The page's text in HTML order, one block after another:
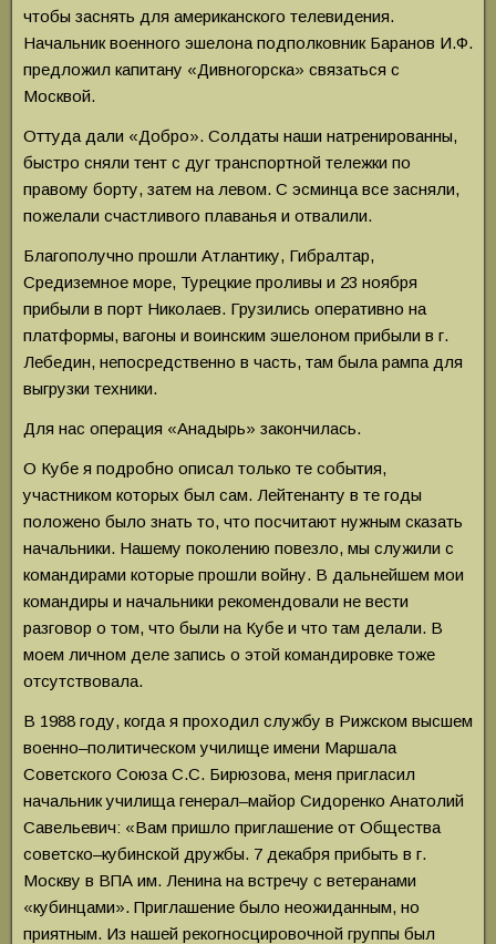
чтобы заснять для американского телевидения.
Начальник военного эшелона подполковник Баранов И.Ф.
предложил капитану «Дивногорска» связаться с
Москвой.
Оттуда дали «Добро». Солдаты наши натренированны,
быстро сняли тент с дуг транспортной тележки по
правому борту, затем на левом. С эсминца все засняли,
пожелали счастливого плаванья и отвалили.
Благополучно прошли Атлантику, Гибралтар,
Средиземное море, Турецкие проливы и 23 ноября
прибыли в порт Николаев. Грузились оперативно на
платформы, вагоны и воинским эшелоном прибыли в г.
Лебедин, непосредственно в часть, там была рампа для
выгрузки техники.
Для нас операция «Анадырь» закончилась.
О Кубе я подробно описал только те события,
участником которых был сам. Лейтенанту в те годы
положено было знать то, что посчитают нужным сказать
начальники. Нашему поколению повезло, мы служили с
командирами которые прошли войну. В дальнейшем мои
командиры и начальники рекомендовали не вести
разговор о том, что были на Кубе и что там делали. В
моем личном деле запись о этой командировке тоже
отсутствовала.
В 1988 году, когда я проходил службу в Рижском высшем
военно–политическом училище имени Маршала
Советского Союза С.С. Бирюзова, меня пригласил
начальник училища генерал–майор Сидоренко Анатолий
Савельевич: «Вам пришло приглашение от Общества
советско–кубинской дружбы. 7 декабря прибыть в г.
Москву в ВПА им. Ленина на встречу с ветеранами
«кубинцами». Приглашение было неожиданным, но
приятным. Из нашей рекогносцировочной группы был